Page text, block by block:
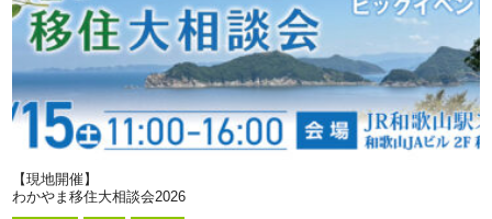
【現地開催】
わかやま移住大相談会2026